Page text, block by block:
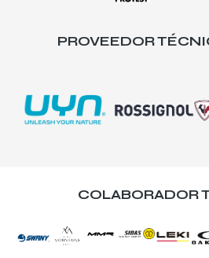
PROVEEDOR
COLABORADOR